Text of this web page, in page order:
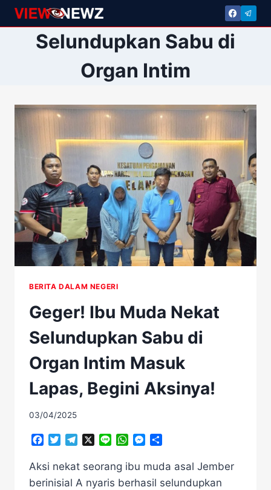
Skip
to
Selundupkan Sabu di
Organ Intim
BERITA DALAM NEGERI
Geger! Ibu Muda Nekat
Selundupkan Sabu di
Organ Intim Masuk
Lapas, Begini Aksinya!
03/04/2025
Facebook
TwitterTelegramLine WhatsAppMessenger
Aksi nekat seorang ibu muda asal Jember
berinisial A nyaris berhasil selundupkan